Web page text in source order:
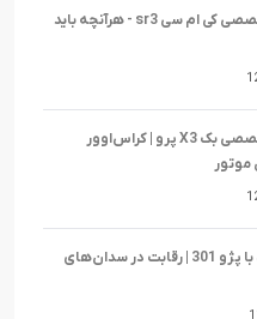
نقد و بررسی تخصصی کی ام سی sr3 - هرآنچه باید
نقد و بررسی تخصصی بک X3 پرو | کراس‌اوور
موتور
مقایسه جک J4 با پژو 301 | رقابت در سدان‌های